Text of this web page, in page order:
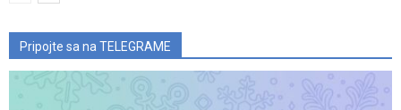
Pripojte sa na TELEGRAME